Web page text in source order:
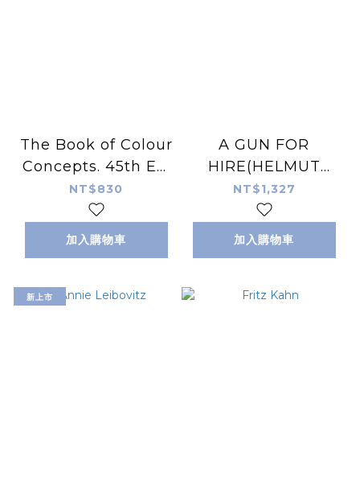
The Book of Colour
Concepts. 45th Ed.
(45th Edition)
NT$830
加入購物車
A GUN FOR
HIRE(HELMUT
NEWTON)
NT$1,327
加入購物車
新上市